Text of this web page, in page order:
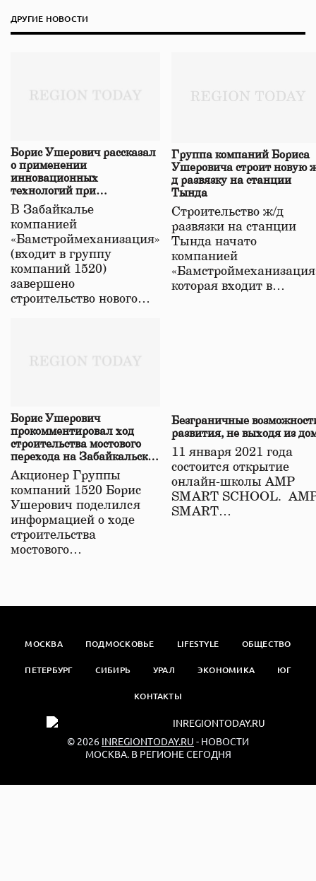
ДРУГИЕ НОВОСТИ
Борис Ушерович рассказал
о применении
инновационных
технологий при
строительстве нового моста
в Забайкалье
В Забайкалье
компанией
«Бамстроймеханизация»
(входит в группу
компаний 1520)
завершено
строительство нового…
Группа компаний Бориса
Ушеровича строит новую
д развязку на станции
Тында
Строительство ж/д
развязки на станции
Тында начато
компанией
которая входит в…
Борис Ушерович
прокомментировал ход
строительства мостового
перехода на Забайкальской
железной дороге
Акционер Группы
компаний 1520 Борис
Ушерович поделился
информацией о ходе
строительства
мостового…
Безграничные
развития, не выходя из
11 января 2021 года
состоится открытие
онлайн-школы АМР
SMART SCHOOL.
SMART…
МОСКВА ПОДМОСКОВЬЕ LIFESTYLE ОБЩЕСТВО
ПЕТЕРБУРГ СИБИРЬ УРАЛ ЭКОНОМИКА ЮГ
КОНТАКТЫ
© 2026 INREGIONTODAY.RU - НОВОСТИ
МОСКВА. В РЕГИОНЕ СЕГОДНЯ